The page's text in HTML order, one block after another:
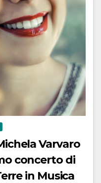
Varvaro
concerto di
in Musica